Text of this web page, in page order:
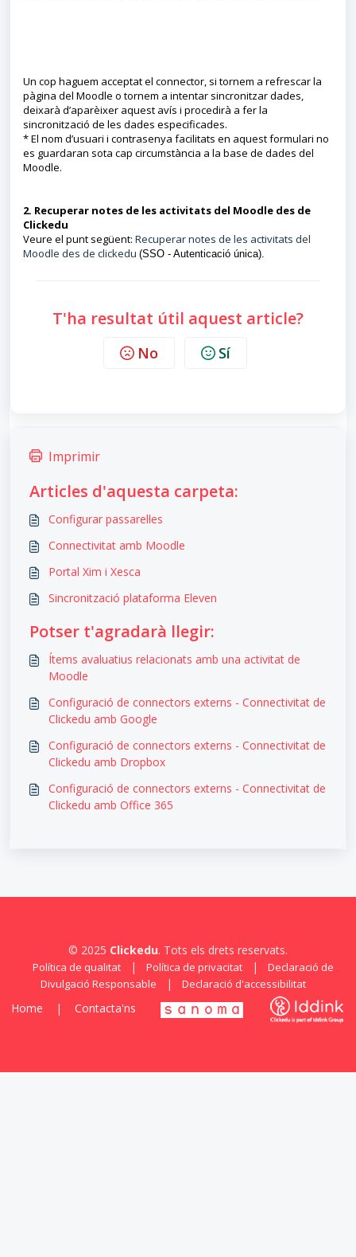
Un cop haguem acceptat el connector, si tornem a refrescar la
pàgina del Moodle o tornem a intentar sincronitzar dades,
deixarà d’aparèixer aquest avís i procedirà a fer la
sincronització de les dades especificades.
* El nom d’usuari i contrasenya facilitats en aquest formulari no
es guardaran sota cap circumstància a la base de dades del
Moodle.
2. Recuperar notes de les activitats del Moodle des de
Clickedu
Veure el punt següent: Recuperar notes de les activitats del
Moodle des de clickedu (SSO - Autenticació única).
T'ha resultat útil aquest article?
No Sí
Imprimir
Articles d'aquesta carpeta:
Configurar passarel·les
Connectivitat amb Moodle
Portal Xim i Xesca
Sincronització plataforma Eleven
Potser t'agradarà llegir:
Ítems avaluatius relacionats amb una activitat de
Moodle
Configuració de connectors externs - Connectivitat de
Clickedu amb Google
Configuració de connectors externs - Connectivitat de
Clickedu amb Dropbox
Configuració de connectors externs - Connectivitat de
Clickedu amb Office 365
© 2025 Clickedu. Tots els drets reservats.
Política de qualitat | Política de privacitat |
Declaració de
Divulgació Responsable
| Declaració d'accessibilitat
Home | Contacta'ns